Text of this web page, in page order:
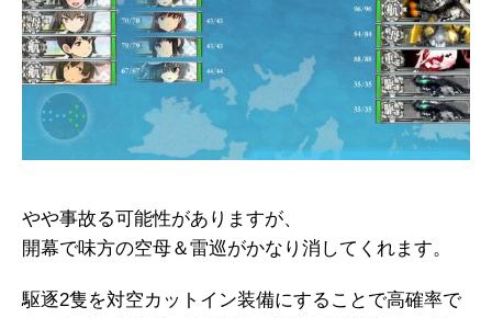
やや事故る可能性がありますが、
開幕で味方の空母＆雷巡がかなり消してくれます。
駆逐2隻を対空カットイン装備にすることで高確率で